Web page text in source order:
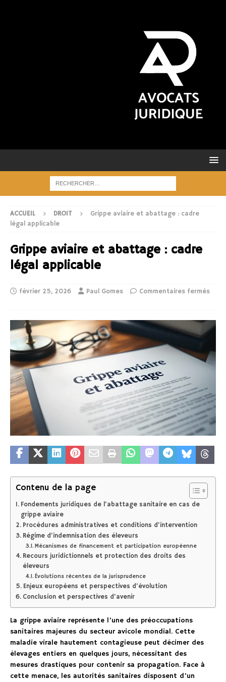
ACCUEIL DROIT
Grippe aviaire et abattage : cadre
légal applicable
Grippe aviaire et abattage : cadre
légal applicable
février 25, 2026 Paul Gomes Commentaires fermés
Contenu de la page
Fondements juridiques de l’abattage sanitaire en cas de
grippe aviaire
Procédures administratives et conditions d’intervention
Régime d’indemnisation des éleveurs
Mécanismes de financement et participation européenne
Recours juridictionnels et protection des droits des
éleveurs
Évolutions récentes de la jurisprudence
Enjeux européens et perspectives d’évolution
Conclusion et perspectives d’avenir
La grippe aviaire représente l’une des préoccupations
sanitaires majeures du secteur avicole mondial. Cette
maladie virale hautement contagieuse peut décimer des
élevages entiers en quelques jours, nécessitant des
mesures drastiques pour contenir sa propagation. Face à
cette menace, les autorités sanitaires disposent d’un